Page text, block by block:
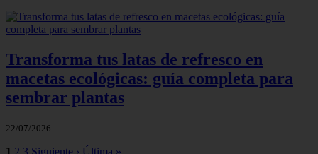
Transforma tus latas de refresco en
macetas ecológicas: guía completa para
sembrar plantas
22/07/2026
1 2 3 Siguiente › Última »